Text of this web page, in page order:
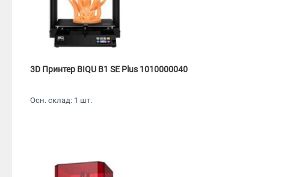
3D Принтер BIQU B1 SE Plus 1010000040
Осн. склад: 1 шт.